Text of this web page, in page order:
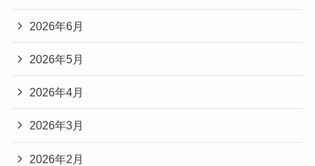
2026年6月
2026年5月
2026年4月
2026年3月
2026年2月